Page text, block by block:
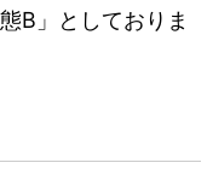
B」としておりま